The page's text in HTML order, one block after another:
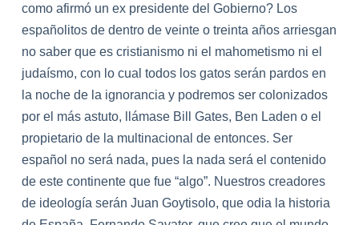
como afirmó un ex presidente del Gobierno? Los
españolitos de dentro de veinte o treinta años arriesgan
no saber que es cristianismo ni el mahometismo ni el
judaísmo, con lo cual todos los gatos serán pardos en
la noche de la ignorancia y podremos ser colonizados
por el más astuto, llámase Bill Gates, Ben Laden o el
propietario de la multinacional de entonces. Ser
español no será nada, pues la nada será el contenido
de este continente que fue “algo”. Nuestros creadores
de ideología serán Juan Goytisolo, que odia la historia